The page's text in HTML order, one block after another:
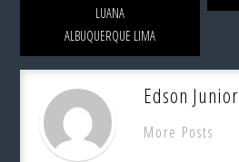
LUANA
ALBUQUERQUE LIMA
Edson Junior
More Posts